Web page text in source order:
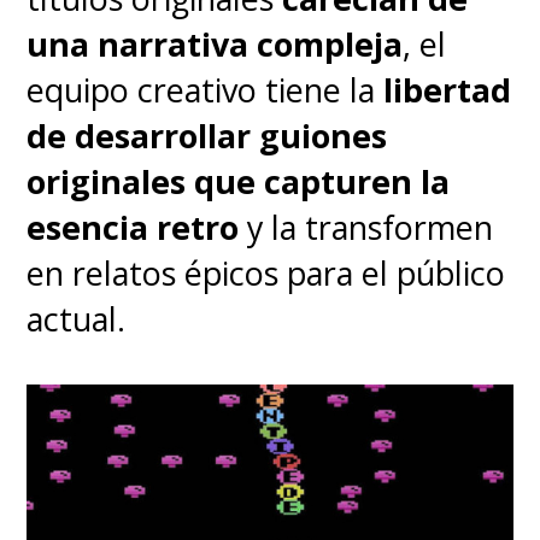
una narrativa compleja, el
equipo creativo tiene la libertad
de desarrollar guiones
originales que capturen la
esencia retro y la transformen
en relatos épicos para el público
actual.